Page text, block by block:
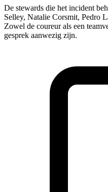
De stewards die het incident
Selley, Natalie Corsmit, Pedro
Zowel de coureur als een
gesprek aanwezig zijn.